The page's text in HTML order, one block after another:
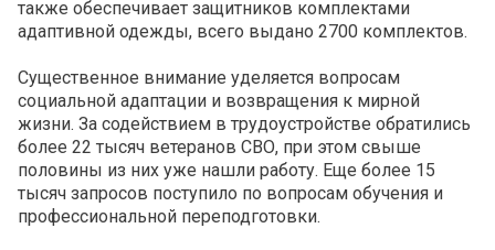
также обеспечивает защитников комплектами
адаптивной одежды, всего выдано 2700 комплектов.
Существенное внимание уделяется вопросам
социальной адаптации и возвращения к мирной
жизни. За содействием в трудоустройстве обратились
более 22 тысяч ветеранов СВО, при этом свыше
половины из них уже нашли работу. Еще более 15
тысяч запросов поступило по вопросам обучения и
профессиональной переподготовки.